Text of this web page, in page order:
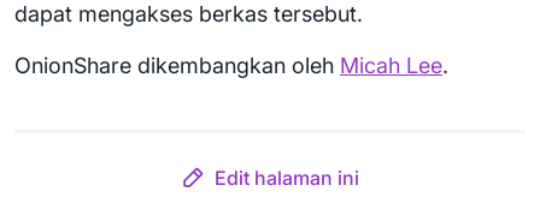
dapat mengakses berkas tersebut.
OnionShare dikembangkan oleh Micah Lee.
Edit halaman ini